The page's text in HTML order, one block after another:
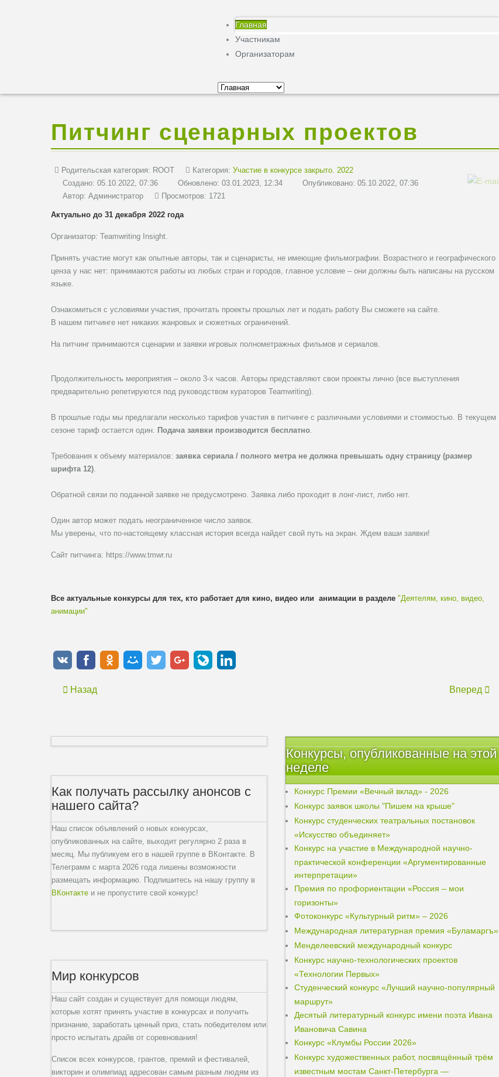
Главная
Участникам
Организаторам
Питчинг сценарных проектов
Родительская категория: ROOT Категория: Участие в конкурсе закрыто. 2022
Создано: 05.10.2022, 07:36
Обновлено: 03.01.2023, 12:34
Опубликовано: 05.10.2022, 07:36
Автор: Администратор Просмотров: 1721
Актуально до 31 декабря 2022 года
Организатор: Teamwriting Insight.
Принять участие могут как опытные авторы, так и сценаристы, не имеющие фильмографии. Возрастного и географического
ценза у нас нет: принимаются работы из любых стран и городов, главное условие – они должны быть написаны на русском
языке.
Ознакомиться с условиями участия, прочитать проекты прошлых лет и подать работу Вы сможете на сайте.
В нашем питчинге нет никаких жанровых и сюжетных ограничений.
На питчинг принимаются сценарии и заявки игровых полнометражных фильмов и сериалов.
Продолжительность мероприятия – около 3-х часов. Авторы представляют свои проекты лично (все выступления
предварительно репетируются под руководством кураторов Teamwriting).
В прошлые годы мы предлагали несколько тарифов участия в питчинге с различными условиями и стоимостью. В текущем
сезоне тариф остается один. Подача заявки производится бесплатно.
Требования к объему материалов: заявка сериала / полного метра не должна превышать одну страницу (размер
шрифта 12).
Обратной связи по поданной заявке не предусмотрено. Заявка либо проходит в лонг-лист, либо нет.
Один автор может подать неограниченное число заявок.
Мы уверены, что по-настоящему классная история всегда найдет свой путь на экран. Ждем ваши заявки!
Сайт питчинга: https://www.tmwr.ru
Все актуальные конкурсы для тех, кто работает для кино, видео или анимации в разделе "Деятелям, кино, видео,
анимации"
Назад Вперед
Как получать рассылку анонсов с
нашего сайта?
Наш список объявлений о новых конкурсах,
опубликованных на сайте, выходит регулярно 2 раза в
месяц. Мы публикуем его в нашей группе в ВКонтакте. В
Телеграмм с марта 2026 года лишены возможности
размещать информацию. Подпишитесь на нашу группу в
ВКонтакте и не пропустите свой конкурс!
Мир конкурсов
Наш сайт создан и существует для помощи людям,
которые хотят принять участие в конкурсах и получить
признание, заработать ценный приз, стать победителем или
просто испытать драйв от соревнования!
Список всех конкурсов, грантов, премий и фестивалей,
викторин и олимпиад адресован самым разным людям из
Конкурсы, опубликованные на этой
неделе
Конкурс Премии «Вечный вклад» - 2026
Конкурс заявок школы "Пишем на крыше"
Конкурс студенческих театральных постановок
«Искусство объединяет»
Конкурс на участие в Международной научно-
практической конференции «Аргументированные
интерпретации»
Премия по профориентации «Россия – мои
горизонты»
Фотоконкурс «Культурный ритм» – 2026
Международная литературная премия «Буламаргъ»
Менделеевский международный конкурс
Конкурс научно-технологических проектов
«Технологии Первых»
Студенческий конкурс «Лучший научно-популярный
маршрут»
Десятый литературный конкурс имени поэта Ивана
Ивановича Савина
Конкурс «Клумбы России 2026»
Конкурс художественных работ, посвящённый трём
известным мостам Санкт-Петербурга —